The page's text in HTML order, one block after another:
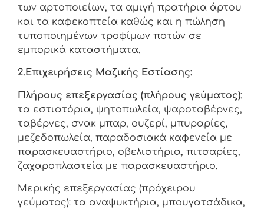
των αρτοποιείων, τα αμιγή πρατήρια άρτου
και τα καφεκοπτεία καθώς και η πώληση
τυποποιημένων τροφίμων ποτών σε
εμπορικά καταστήματα.
2.Επιχειρήσεις Μαζικής Εστίασης:
Πλήρους επεξεργασίας (πλήρους γεύματος):
τα εστιατόρια, ψητοπωλεία, ψαροταβέρνες,
ταβέρνες, σνακ μπαρ, ουζερί, μπυραρίες,
μεζεδοπωλεία, παραδοσιακά καφενεία με
παρασκευαστήριο, οβελιστήρια, πιτσαρίες,
ζαχαροπλαστεία με παρασκευαστήριο.
Μερικής επεξεργασίας (πρόχειρου
γεύματος): τα αναψυκτήρια, μπουγατσάδικα,